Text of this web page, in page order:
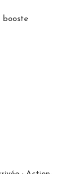
booste